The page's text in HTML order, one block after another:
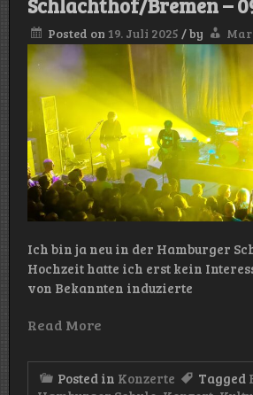
Schlachthof/Bremen –
Posted on 19. Juli 2025 /by
Ich bin ja neu in der Hamburger
Hochzeit hatte ich erst kein
von Bekannten induzierte
Read More
Posted in Konzerte Tagged